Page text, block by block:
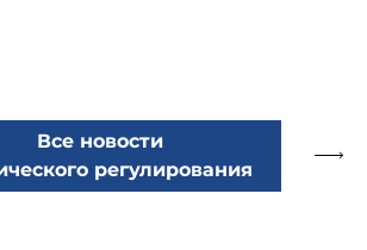
Все новости
регулирования